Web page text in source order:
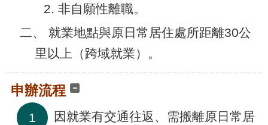
2. 非自願性離職。
二、 就業地點與原日常居住處所距離30公
里以上（跨域就業）。
申辦流程
1
因就業有交通往返、需搬離原日常居